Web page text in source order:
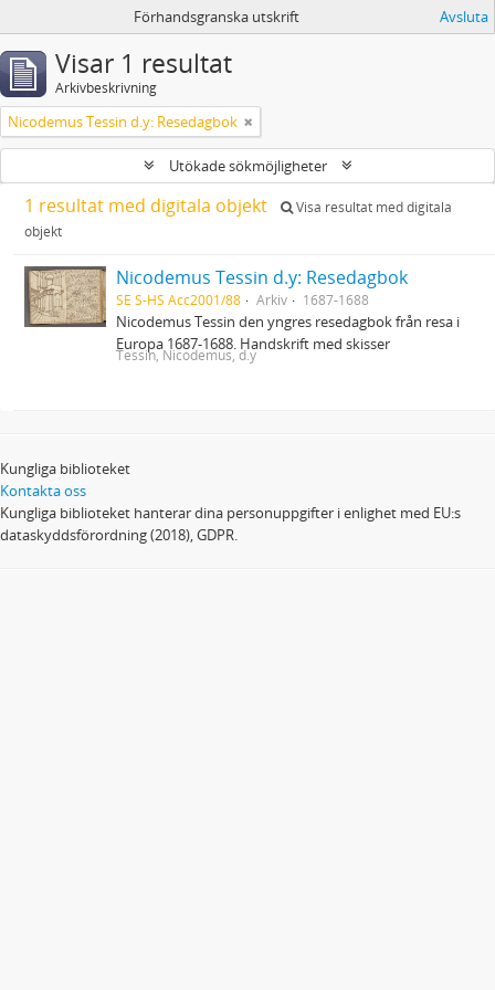
Förhandsgranska utskrift Avsluta
Visar 1 resultat
Arkivbeskrivning
Nicodemus Tessin d.y: Resedagbok
Utökade sökmöjligheter
1 resultat med digitala objekt
Visa resultat med digitala
objekt
Nicodemus Tessin d.y: Resedagbok
SE S-HS Acc2001/88 Arkiv 1687-1688
Nicodemus Tessin den yngres resedagbok från resa i
Europa 1687-1688. Handskrift med skisser
Tessin, Nicodemus, d.y
Kungliga biblioteket
Kontakta oss
Kungliga biblioteket hanterar dina personuppgifter i enlighet med EU:s
dataskyddsförordning (2018), GDPR.